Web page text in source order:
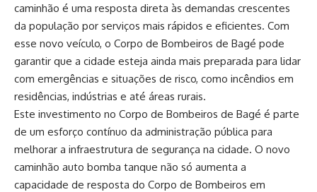
caminhão é uma resposta direta às demandas crescentes
da população por serviços mais rápidos e eficientes. Com
esse novo veículo, o Corpo de Bombeiros de Bagé pode
garantir que a cidade esteja ainda mais preparada para lidar
com emergências e situações de risco, como incêndios em
residências, indústrias e até áreas rurais.
Este investimento no Corpo de Bombeiros de Bagé é parte
de um esforço contínuo da administração pública para
melhorar a infraestrutura de segurança na cidade. O novo
caminhão auto bomba tanque não só aumenta a
capacidade de resposta do Corpo de Bombeiros em